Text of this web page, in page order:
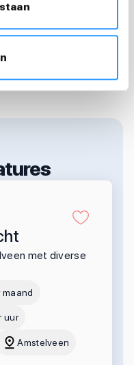
met diverse
uur
Amstelveen